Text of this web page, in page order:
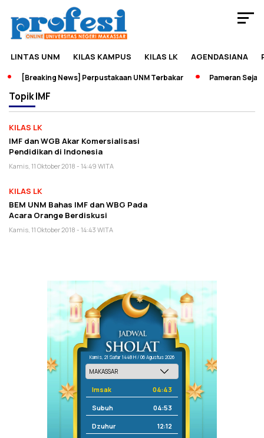
LINTAS UNM KILAS KAMPUS KILAS LK AGENDASIANA
[Breaking News] Perpustakaan UNM Terbakar Pameran
TopikIMF
KILAS LK
IMF dan WGB Akar Komersialisasi
Pendidikan di Indonesia
Kamis, 11 Oktober 2018 - 14:49 WITA
KILAS LK
BEM UNM Bahas IMF dan WBG Pada
Acara Orange Berdiskusi
Kamis, 11 Oktober 2018 - 14:43 WITA
Kamis, 21 Safar 1448 H / 06 Agustus 2026
Imsak 04:43
Subuh 04:53
Dzuhur 12:12